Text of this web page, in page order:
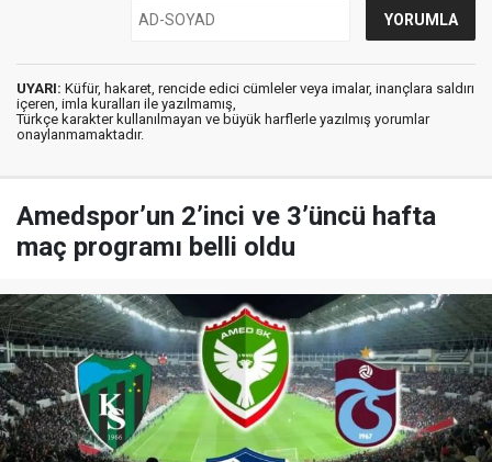
UYARI: Küfür, hakaret, rencide edici cümleler veya imalar, inançlara saldırı
içeren, imla kuralları ile yazılmamış,
Türkçe karakter kullanılmayan ve büyük harflerle yazılmış yorumlar
onaylanmamaktadır.
Amedspor’un 2’inci ve 3’üncü hafta
maç programı belli oldu